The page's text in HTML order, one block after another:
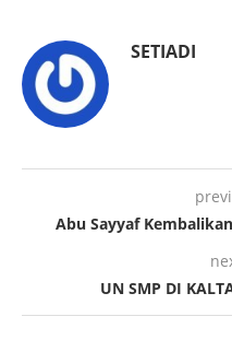
SETIADI
Abu Sayyaf
UN SMP DI